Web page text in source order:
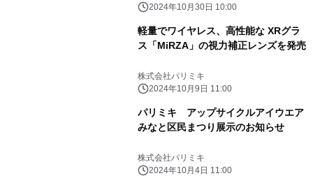
2024年10月30日 10:00
軽量でワイヤレス、高性能な XRグラ
ス「MiRZA」の視力補正レンズを発売
株式会社パリミキ
2024年10月9日 11:00
パリミキ アップサイクルアイウエア
みなと区民まつり展示のお知らせ
株式会社パリミキ
2024年10月4日 11:00